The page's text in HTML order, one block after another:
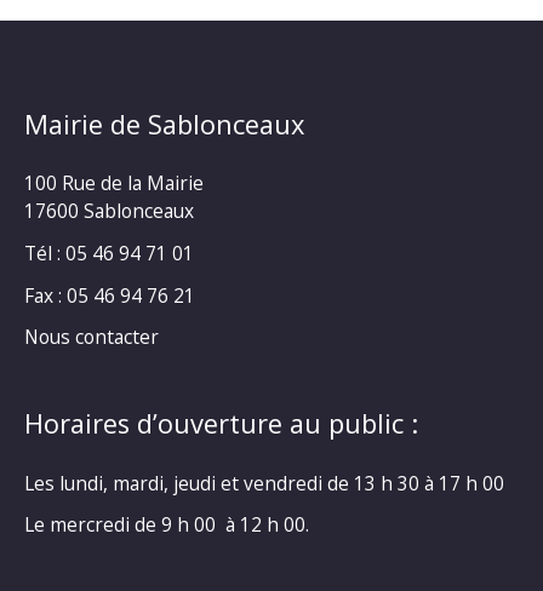
Mairie de Sablonceaux
100 Rue de la Mairie
17600 Sablonceaux
Tél : 05 46 94 71 01
Fax : 05 46 94 76 21
Nous contacter
Horaires d’ouverture au public :
Les lundi, mardi, jeudi et vendredi de 13 h 30 à 17 h 00
Le mercredi de 9 h 00 à 12 h 00.